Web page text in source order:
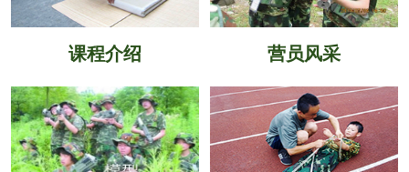
课程介绍 营员风采